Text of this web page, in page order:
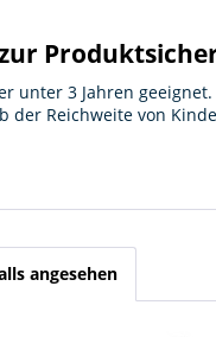
unter 3 Jahren geeignet.
der Reichweite von
angesehen